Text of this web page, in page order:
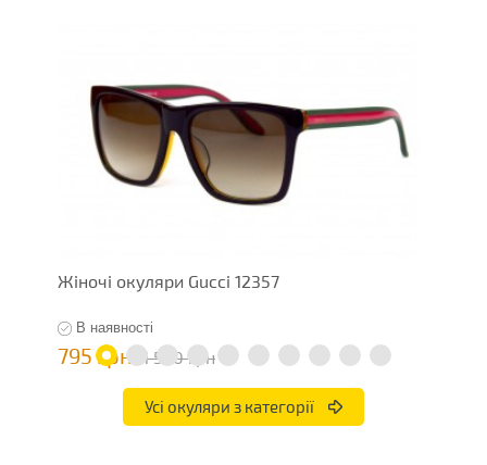
Жіночі окуляри Gucci 12357
В наявності
795 грн 1 590 грн
Усі окуляри з категорії